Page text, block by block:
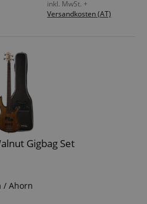
inkl. MwSt. +
Versandkosten (AT)
Gigbag Set
/ Ahorn
Coil, 1x Standard Split Coil
Stunde
Minuten
assistant for
a given end